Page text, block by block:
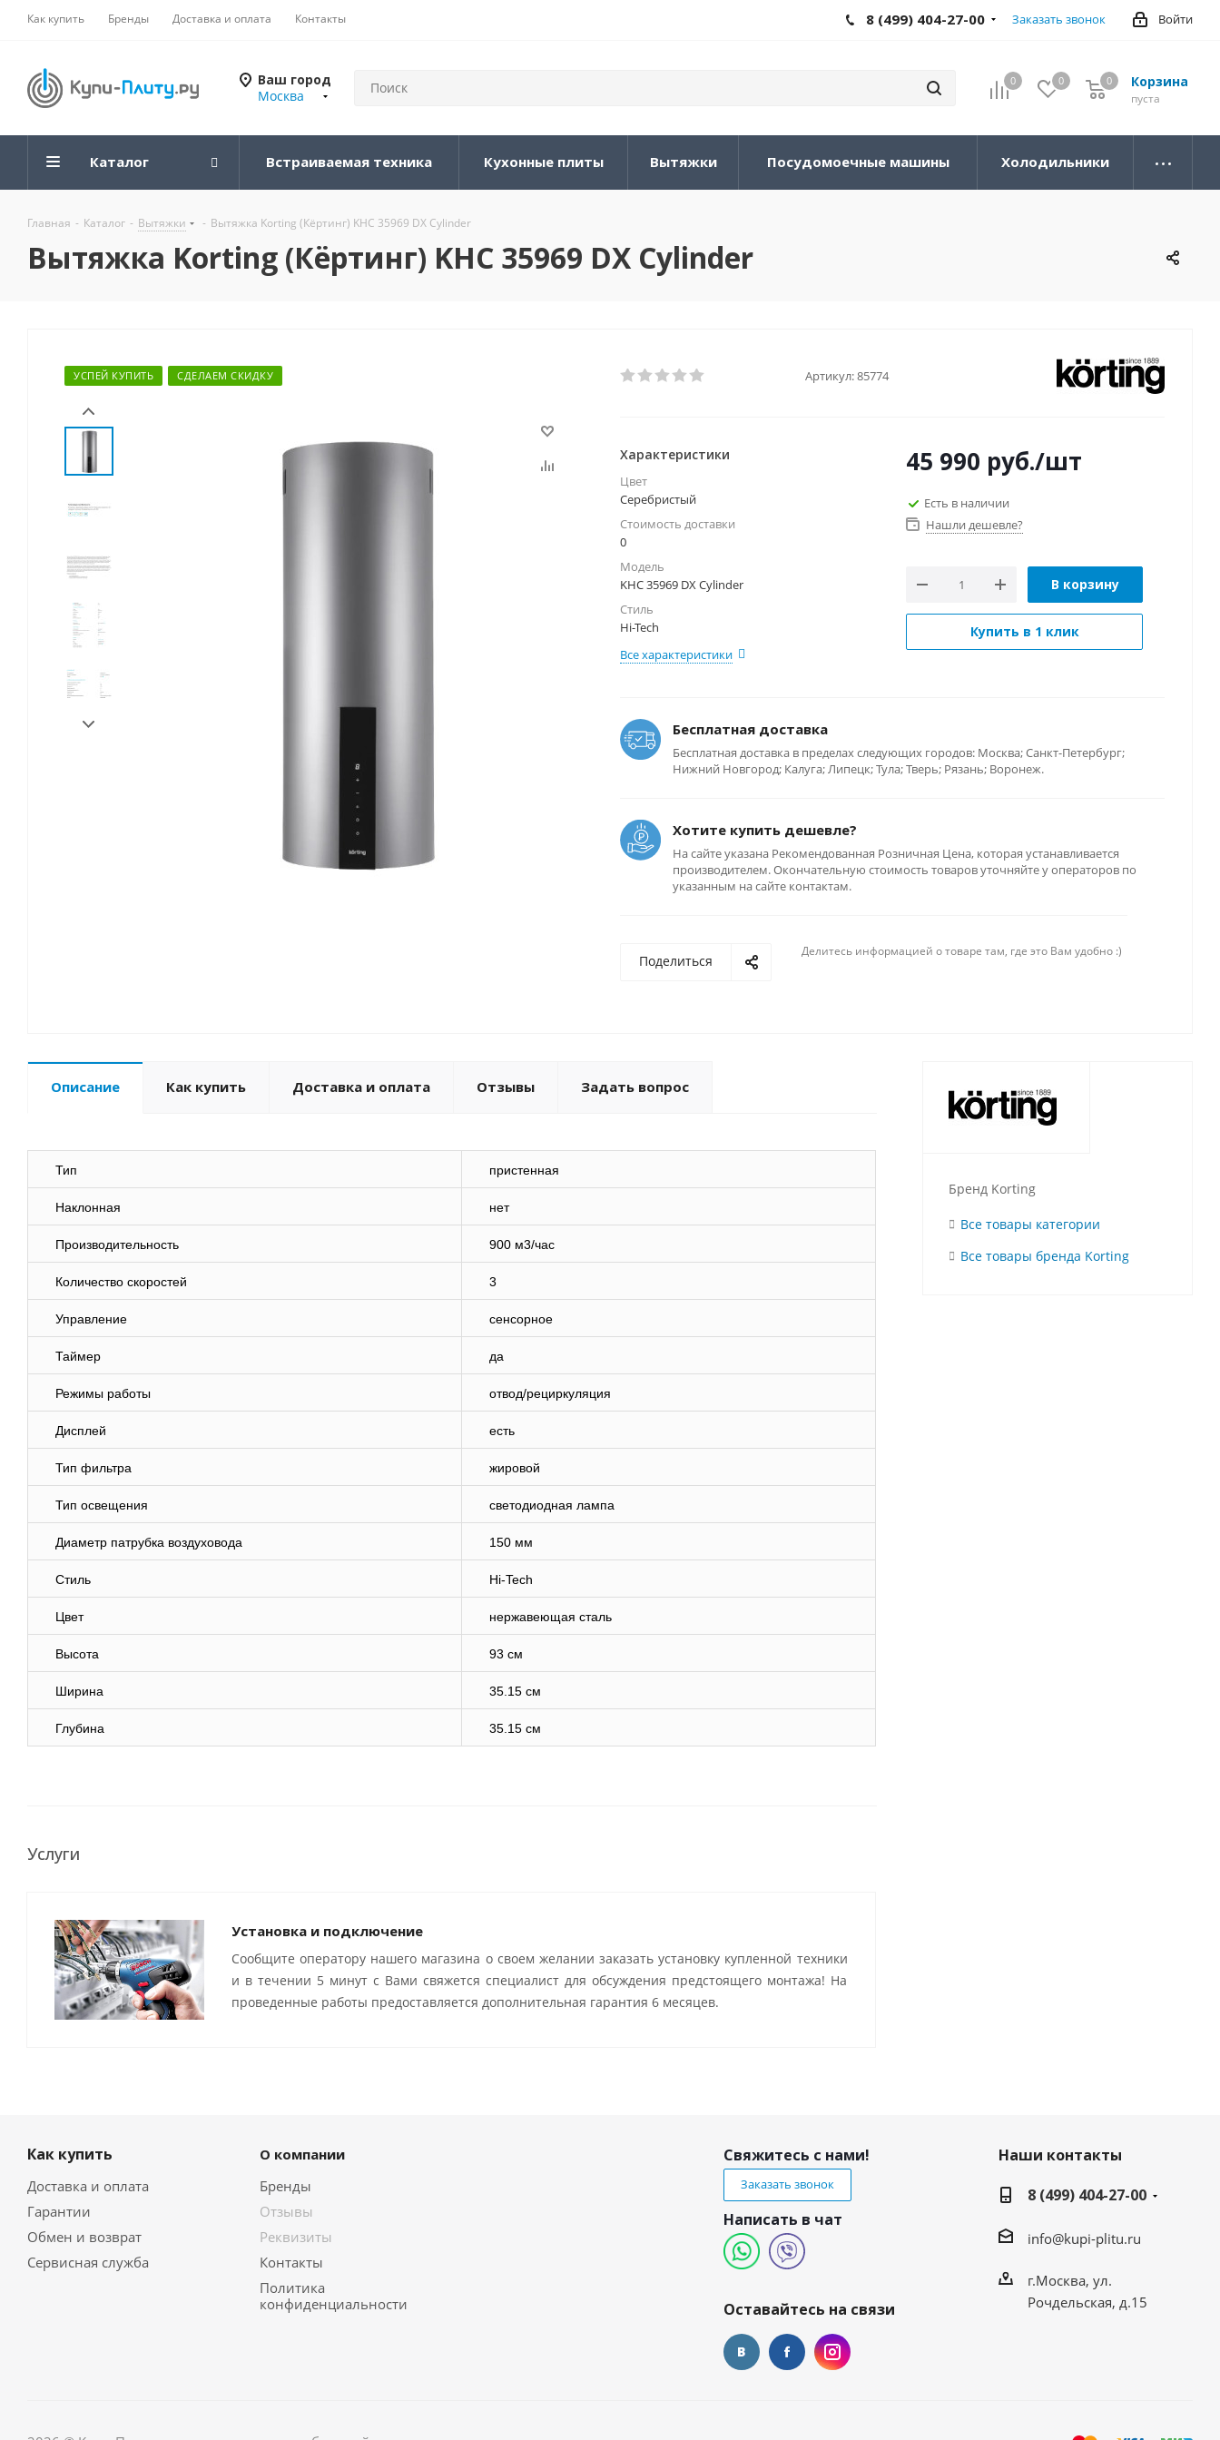
Как купить Бренды Доставка и оплата Контакты Войти
8 (499) 404-27-00 Заказать звонок
Ваш город
Москва
0 0 Корзина
0
пуста
0
Каталог Встраиваемая техника Кухонные плиты Вытяжки Посудомоечные машины Холодильники
Главная - Каталог - Вытяжки - Вытяжка Korting (Кёртинг) KHC 35969 DX Cylinder
Вытяжка Korting (Кёртинг) KHC 35969 DX Cylinder
УСПЕЙ КУПИТЬ СДЕЛАЕМ СКИДКУ Артикул:85774
Характеристики
Цвет
Серебристый
Стоимость доставки
0
Модель
KHC 35969 DX Cylinder
Стиль
Hi-Tech
Все характеристики
45 990 руб./шт
Есть в наличии
Нашли дешевле?
В корзину
Купить в 1 клик
Бесплатная доставка
Бесплатная доставка в пределах следующих городов: Москва; Санкт-Петербург;
Нижний Новгород; Калуга; Липецк; Тула; Тверь; Рязань; Воронеж.
Хотите купить дешевле?
На сайте указана Рекомендованная Розничная Цена, которая устанавливается
производителем. Окончательную стоимость товаров уточняйте у операторов по
указанным на сайте контактам.
Поделиться
Делитесь информацией о товаре там, где это Вам удобно :)
Описание Как купить Доставка и оплата Отзывы Задать вопрос
Тип пристенная
Наклонная нет
Производительность 900 м3/час
Количество скоростей 3
Управление сенсорное
Таймер да
Режимы работы отвод/рециркуляция
Дисплей есть
Тип фильтра жировой
Тип освещения светодиодная лампа
Диаметр патрубка воздуховода 150 мм
Стиль Hi-Tech
Цвет нержавеющая сталь
Высота 93 см
Ширина 35.15 см
Глубина 35.15 см
Услуги
Установка и подключение
Сообщите оператору нашего магазина о своем желании заказать установку купленной техники
и в течении 5 минут с Вами свяжется специалист для обсуждения предстоящего монтажа! На
проведенные работы предоставляется дополнительная гарантия 6 месяцев.
Бренд Korting
Все товары категории
Все товары бренда Korting
Как купить
Доставка и оплата
Гарантии
Обмен и возврат
Сервисная служба
О компании
Бренды
Отзывы
Реквизиты
Контакты
Политика
конфиденциальности
Свяжитесь с нами!
Заказать звонок
Написать в чат
Оставайтесь на связи
Наши контакты
8 (499) 404-27-00
info@kupi-plitu.ru
г.Москва, ул.
Рочдельская, д.15